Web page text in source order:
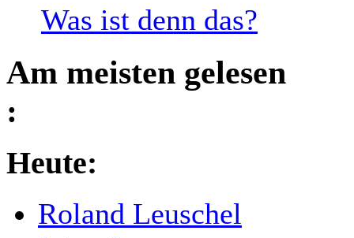
Was ist denn das?
Am meisten gelesen
:
Heute:
Roland Leuschel